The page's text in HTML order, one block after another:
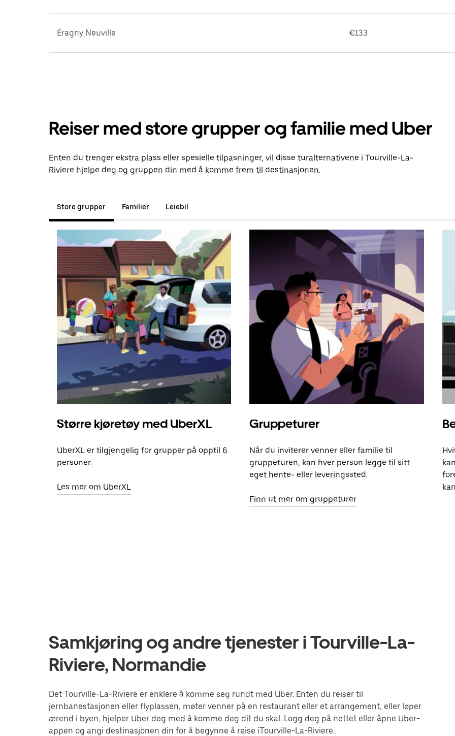
Éragny Neuville €133
Reiser med store grupper og familie med Uber
Enten du trenger ekstra plass eller spesielle tilpasninger, vil disse turalternativene i Tourville-La-
Riviere hjelpe deg og gruppen din med å komme frem til destinasjonen.
Store grupper Familier Leiebil
Større kjøretøy med UberXL
UberXL er tilgjengelig for grupper på opptil 6
personer.
Les mer om UberXL
Gruppeturer
Når du inviterer venner eller familie til
gruppeturen, kan hver person legge til sitt
eget hente- eller leveringssted.
Finn ut mer om gruppeturer
Samkjøring og andre tjenester i Tourville-La-
Riviere, Normandie
Det Tourville-La-Riviere er enklere å komme seg rundt med Uber. Enten du reiser til
jernbanestasjonen eller flyplassen, møter venner på en restaurant eller et arrangement, eller løper
ærend i byen, hjelper Uber deg med å komme deg dit du skal. Logg deg på nettet eller åpne Uber-
appen og angi destinasjonen din for å begynne å reise iTourville-La-Riviere.